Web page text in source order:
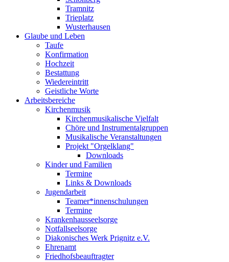
Tramnitz
Trieplatz
Wusterhausen
Glaube und Leben
Taufe
Konfirmation
Hochzeit
Bestattung
Wiedereintritt
Geistliche Worte
Arbeitsbereiche
Kirchenmusik
Kirchenmusikalische Vielfalt
Chöre und Instrumentalgruppen
Musikalische Veranstaltungen
Projekt "Orgelklang"
Downloads
Kinder und Familien
Termine
Links & Downloads
Jugendarbeit
Teamer*innenschulungen
Termine
Krankenhausseelsorge
Notfallseelsorge
Diakonisches Werk Prignitz e.V.
Ehrenamt
Friedhofsbeauftragter